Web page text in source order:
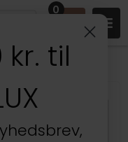
0
Bøtter med Låg til
kr. til